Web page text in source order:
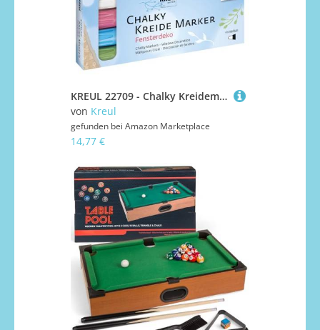
KREUL 22709 - Chalky Kreidemarker Fensterdeko, 4 Stifte, medium, matt, deckend, lichtecht, schnelltrocknend, Set mit non-permanenten Chalky Kreidemarker zum Bemalen & Beschreiben von Fensterscheiben
von Kreul
gefunden bei Amazon Marketplace
14,77 €